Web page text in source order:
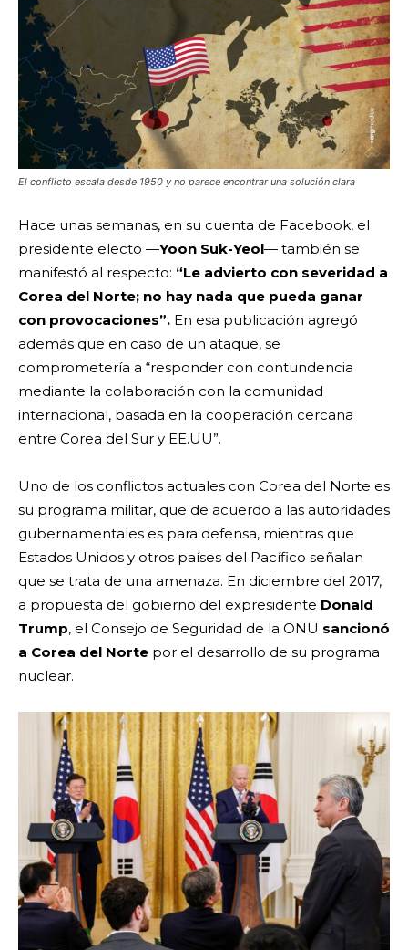
El conflicto escala desde 1950 y no parece encontrar una solución clara
Hace unas semanas, en su cuenta de Facebook, el
presidente electo —Yoon Suk-Yeol— también se
manifestó al respecto: “Le advierto con severidad a
Corea del Norte; no hay nada que pueda ganar
con provocaciones”. En esa publicación agregó
además que en caso de un ataque, se
comprometería a “responder con contundencia
mediante la colaboración con la comunidad
internacional, basada en la cooperación cercana
entre Corea del Sur y EE.UU”.
Uno de los conflictos actuales con Corea del Norte es
su programa militar, que de acuerdo a las autoridades
gubernamentales es para defensa, mientras que
Estados Unidos y otros países del Pacífico señalan
que se trata de una amenaza. En diciembre del 2017,
a propuesta del gobierno del expresidente Donald
Trump, el Consejo de Seguridad de la ONU sancionó
a Corea del Norte por el desarrollo de su programa
nuclear.